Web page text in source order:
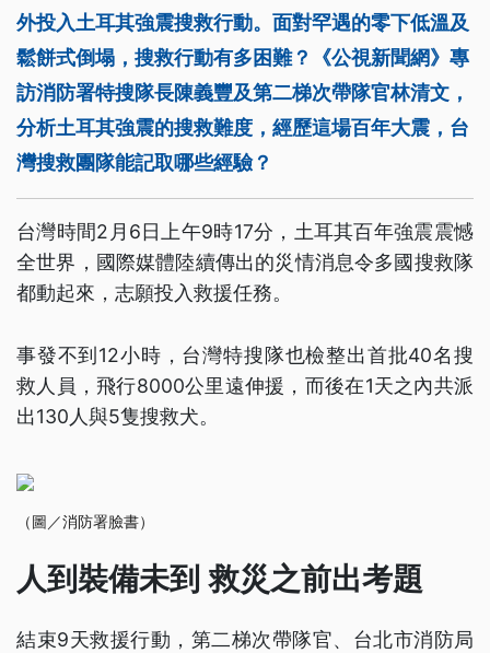
外投入土耳其強震搜救行動。面對罕遇的零下低溫及
鬆餅式倒塌，搜救行動有多困難？《公視新聞網》專
訪消防署特搜隊長陳義豐及第二梯次帶隊官林清文，
分析土耳其強震的搜救難度，經歷這場百年大震，台
灣搜救團隊能記取哪些經驗？
台灣時間2月6日上午9時17分，土耳其百年強震震憾
全世界，國際媒體陸續傳出的災情消息令多國搜救隊
都動起來，志願投入救援任務。
事發不到12小時，台灣特搜隊也檢整出首批40名搜
救人員，飛行8000公里遠伸援，而後在1天之內共派
出130人與5隻搜救犬。
（圖／消防署臉書）
人到裝備未到 救災之前出考題
結束9天救援行動，第二梯次帶隊官、台北市消防局